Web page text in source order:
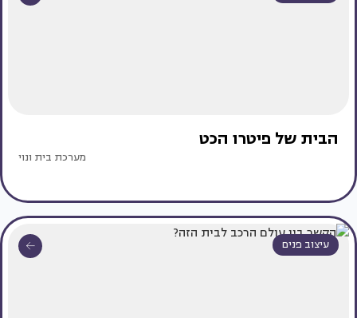
הבית של פיטרו הכט
מערכת בית ונוי
עיצוב פנים